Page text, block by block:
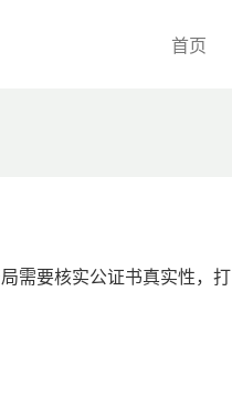
首页
需要核实公证书真实性，